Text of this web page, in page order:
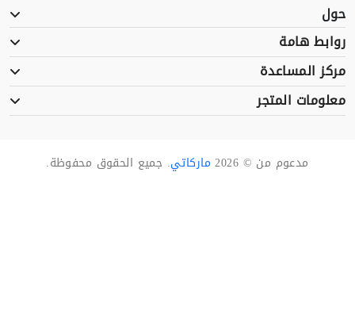
حول
روابط هامة
مركز المساعدة
معلومات المتجر
مدعوم من © 2026 ماركاتي. جميع الحقوق محفوظة.